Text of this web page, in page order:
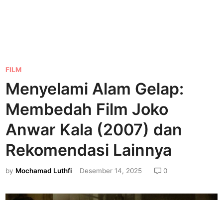
P
o
s
e
d
n
FILM
Menyelami Alam Gelap:
Membedah Film Joko
Anwar Kala (2007) dan
Rekomendasi Lainnya
by Mochamad Luthfi Desember 14, 2025 0